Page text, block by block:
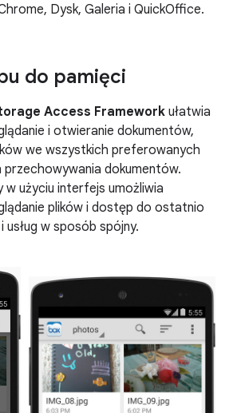
Dysk, Galeria i QuickOffice.
do pamięci
Access Framework ułatwia
i otwieranie dokumentów,
we wszystkich preferowanych
przechowywania dokumentów.
w użyciu interfejs umożliwia
plików i dostęp do ostatnio
usług w sposób spójny.